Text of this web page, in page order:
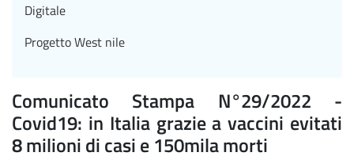
Comunicato Stampa N°29/2022 -
Covid19: in Italia grazie a vaccini evitati
8 milioni di casi e 150mila morti
Digitale
Progetto West nile